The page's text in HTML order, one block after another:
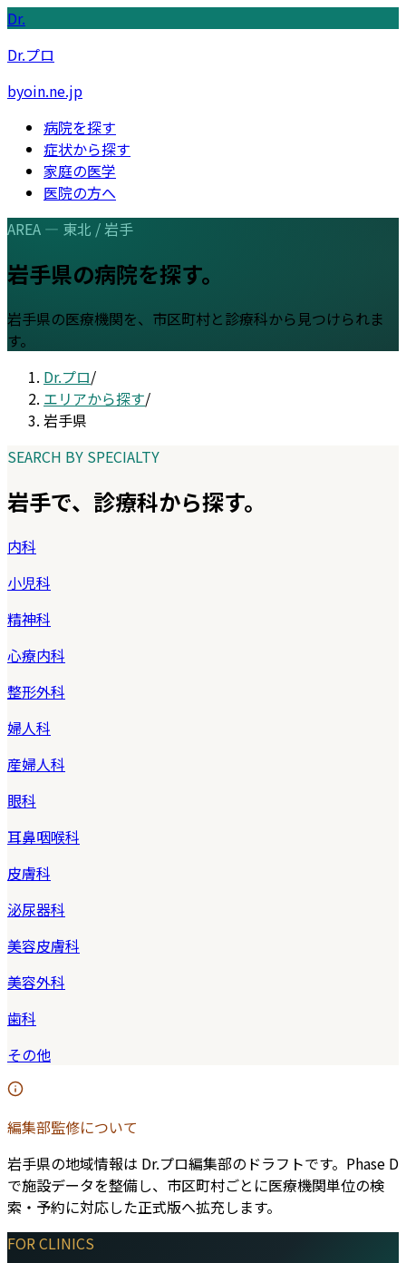
Dr.
Dr.プロ
byoin.ne.jp
病院を探す
症状から探す
家庭の医学
医院の方へ
AREA — 東北 /岩手
岩手県の病院を探す。
岩手県の医療機関を、市区町村と診療科から見つけられま
す。
Dr.プロ/
エリアから探す/
岩手県
SEARCH BY SPECIALTY
岩手で、診療科から探す。
内科
小児科
精神科
心療内科
整形外科
婦人科
産婦人科
眼科
耳鼻咽喉科
皮膚科
泌尿器科
美容皮膚科
美容外科
歯科
その他
編集部監修について
岩手県の地域情報は Dr.プロ編集部のドラフトです。Phase D
で施設データを整備し、市区町村ごとに医療機関単位の検
索・予約に対応した正式版へ拡充します。
FOR CLINICS